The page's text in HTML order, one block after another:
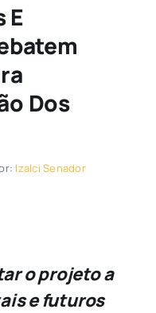
E
Dos
Izalci Senador
o projeto a
e futuros